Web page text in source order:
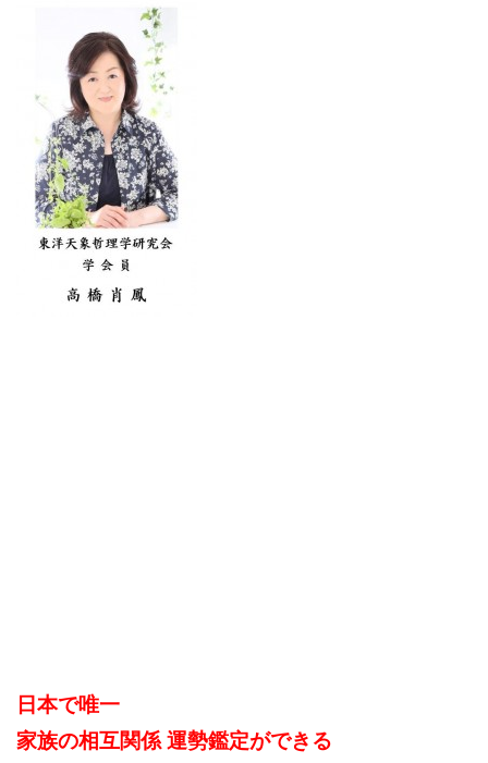
日本で唯一
家族の相互関係 運勢鑑定ができる